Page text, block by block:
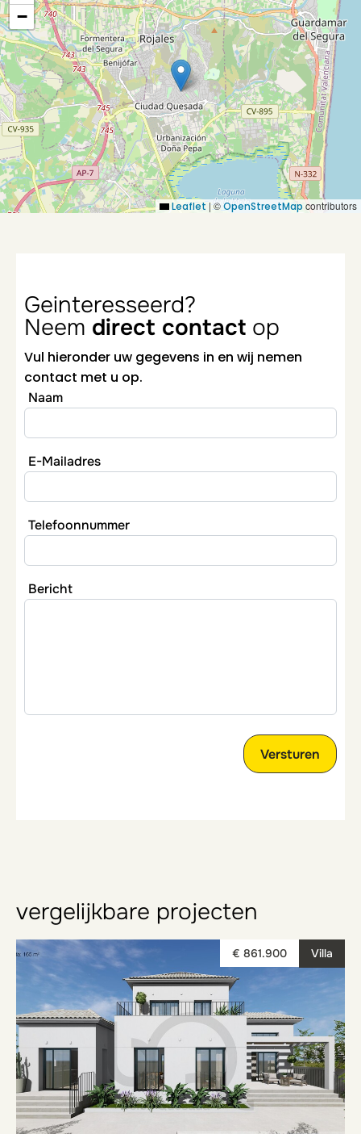
−
Leaflet |©OpenStreetMapcontributors
Geinteresseerd?
Neem direct contact op
Vul hieronder uw gegevens in en wij nemen
contact met u op.
Naam
E-Mailadres
Telefoonnummer
Bericht
vergelijkbare projecten
Villa
€ 861.900